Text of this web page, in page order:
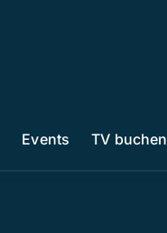
Events TV buchen